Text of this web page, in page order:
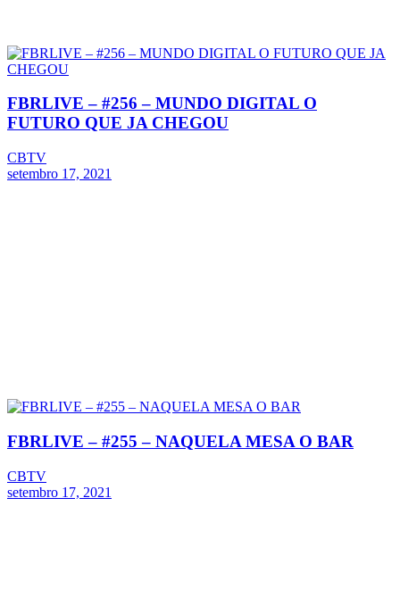
FBRLIVE – #256 – MUNDO DIGITAL O
FUTURO QUE JA CHEGOU
CBTV
setembro 17, 2021
FBRLIVE – #255 – NAQUELA MESA O BAR
CBTV
setembro 17, 2021